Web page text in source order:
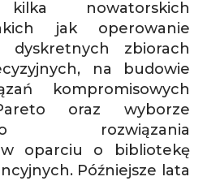
kilka nowatorskich
jak operowanie
dyskretnych zbiorach
na budowie
kompromisowych
oraz wyborze
rozwiązania
oparciu o bibliotekę
Późniejsze lata